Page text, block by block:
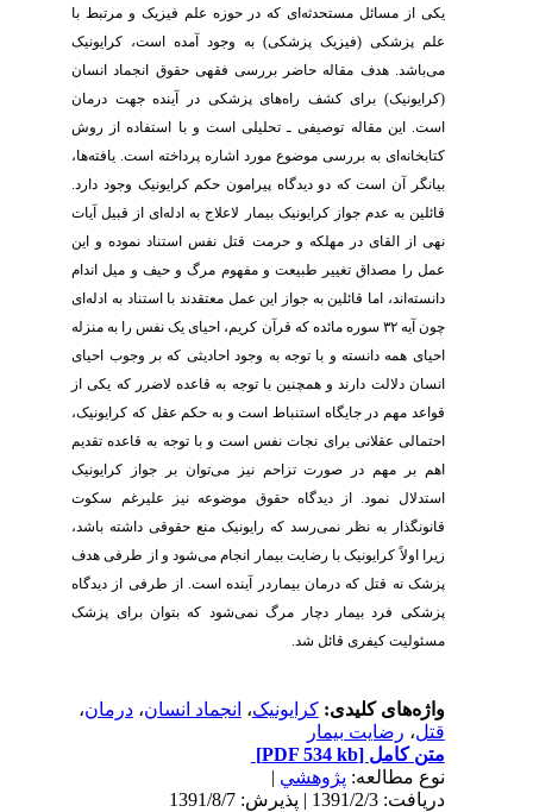
یکی از مسائل مستحدثه‌ای که در حوزه علم فیزیک و مرتبط با
علم پزشکی (فیزیک پزشکی) به وجود آمده است، کرایونیک
می‌باشد. هدف مقاله حاضر بررسی فقهی حقوق انجماد انسان
(کرایونیک) برای کشف راه‌های پزشکی در آینده جهت درمان
است. این مقاله توصیفی ـ تحلیلی است و با استفاده از روش
کتابخانه‌ای به بررسی موضوع مورد اشاره پرداخته است. یافته‌ها،
بیانگر آن است که دو دیدگاه پیرامون حکم کرایونیک وجود دارد.
قائلین به عدم جواز کرایونیک بیمار لاعلاج به ادله‌ای از قبیل آیات
نهی از القای در مهلکه و حرمت قتل نفس استناد نموده و این
عمل را مصداق تغییر طبیعت و مفهوم مرگ و حیف ‌و میل اندام
دانسته‌اند، اما قائلین به جواز این عمل معتقدند با استناد به ادله‌ای
چون آیه ۳۲ سوره مائده که قرآن کریم، احیای یک ‌نفس را به ‌منزله
احیای همه دانسته و با توجه به وجود احادیثی که بر وجوب احیای
انسان دلالت دارند و همچنین با توجه به قاعده لاضرر که یکی از
قواعد مهم در جایگاه استنباط است و به حکم عقل که کرایونیک،
احتمالی عقلانی برای نجات نفس است و با توجه به قاعده تقدیم
اهم بر مهم در صورت تزاحم نیز می‌توان بر جواز کرایونیک
استدلال نمود. از دیدگاه حقوق موضوعه نیز علیرغم سکوت
قانونگذار به نظر نمی‌رسد که رایونیک منع حقوقی داشته باشد،
زیرا اولاً کرایونیک با رضایت بیمار انجام می‌شود و از طرفی هدف
پزشک نه قتل که درمان بیماردر آینده است. از طرفی از دیدگاه
پزشکی فرد بیمار دچار مرگ نمی‌شود که بتوان برای پزشک
مسئولیت کیفری قائل شد.
واژه‌های کلیدی:کرایونیک،انجماد انسان،درمان،
قتل،رضایت بیمار
متن کامل[PDF 534 kb]
نوع مطالعه:پژوهشي|
دریافت: 1391/2/3 | پذیرش: 1391/8/7